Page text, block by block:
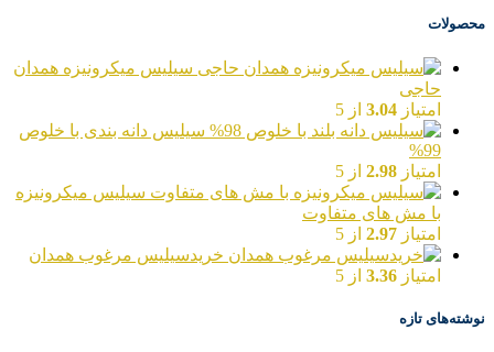
محصولات
سیلیس میکرونیزه همدان
حاجی
امتیاز 3.04 از 5
سیلیس دانه بندی با خلوص
99%
امتیاز 2.98 از 5
سیلیس میکرونیزه
با مش های متفاوت
امتیاز 2.97 از 5
خریدسیلیس مرغوب همدان
امتیاز 3.36 از 5
نوشته‌های تازه